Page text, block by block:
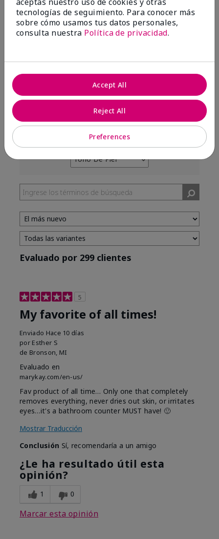
99%
de los encuestados recomendaría a un amigo.
4 estrellas
7
1 estrella
3
Tono De Piel
Filtrar
por
Tono
de
piel
Evaluado por 299 clientes
5
My favorite of all times!
Enviado Hace 10 días
por Esther S
de Bronson, MI
Evaluado en
marykay.com/en-us/
Fav product of all time… Only one that completely
removes everything, never dries out skin, or irritates
eyes…it's a bathroom counter MUST have! 🙂
Mostrar Traducción
Conclusión Sí, recomendaría a un amigo
¿Le ha resultado útil esta
opinión?
1 0
Marcar esta opinión
tecnologías de seguimiento. Para conocer más
sobre cómo usamos tus datos personales,
consulta nuestra Política de privacidad.
Preferences
Reject All
Accept All